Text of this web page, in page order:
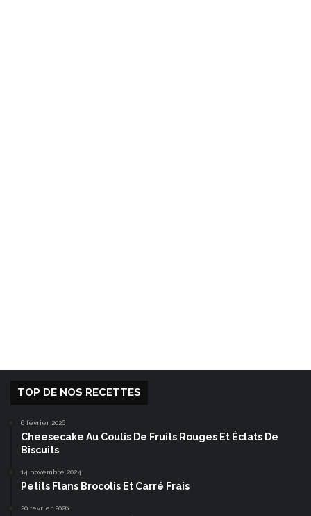
TOP DE NOS RECETTES
6 février 2026
Cheesecake Au Coulis De Fruits Rouges Et Éclats De
Biscuits
14 novembre 2024
Petits Flans Brocolis Et Carré Frais
20 février 2026